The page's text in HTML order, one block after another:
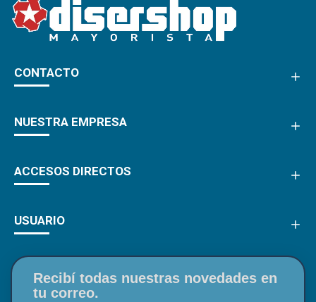
CONTACTO
NUESTRA EMPRESA
ACCESOS DIRECTOS
USUARIO
Recibí todas nuestras novedades en
tu correo.